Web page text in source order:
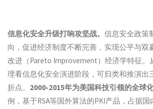
信息化安全升级打响攻坚战。信息安全政策
向，促进经济制度不断完善，实现公平与双
改进（Pareto Improvement）经济学特征。
理看信息化安全演进阶段，可归类和推演出
折点。 2000-2015年为美国科技引领的全球
例，基于RSA等国外算法的PKI产品，占据